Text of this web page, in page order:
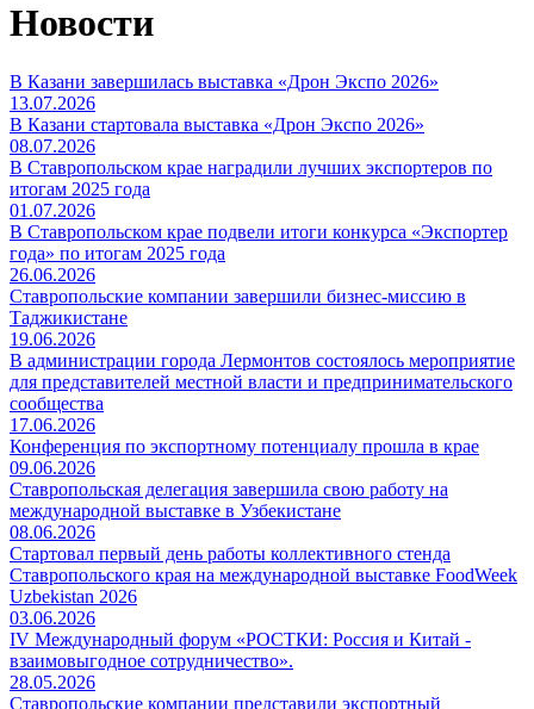
Новости
В Казани завершилась выставка «Дрон Экспо 2026»
13.07.2026
В Казани стартовала выставка «Дрон Экспо 2026»
08.07.2026
В Ставропольском крае наградили лучших экспортеров по
итогам 2025 года
01.07.2026
В Ставропольском крае подвели итоги конкурса «Экспортер
года» по итогам 2025 года
26.06.2026
Ставропольские компании завершили бизнес-миссию в
Таджикистане
19.06.2026
В администрации города Лермонтов состоялось мероприятие
для представителей местной власти и предпринимательского
сообщества
17.06.2026
Конференция по экспортному потенциалу прошла в крае
09.06.2026
Ставропольская делегация завершила свою работу на
международной выставке в Узбекистане
08.06.2026
Стартовал первый день работы коллективного стенда
Ставропольского края на международной выставке FoodWeek
Uzbekistan 2026
03.06.2026
IV Международный форум «РОСТКИ: Россия и Китай -
взаимовыгодное сотрудничество».
28.05.2026
Ставропольские компании представили экспортный